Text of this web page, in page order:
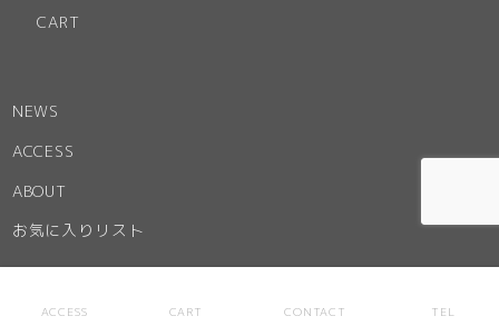
CART
NEWS
ACCESS
ABOUT
お気に入りリスト
ACCESS CART CONTACT TEL